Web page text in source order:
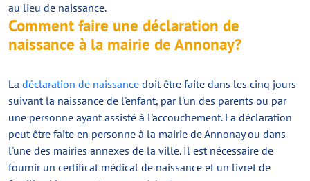
au lieu de naissance.
Comment faire une déclaration de
naissance à la mairie de Annonay?
La déclaration de naissance doit être faite dans les cinq jours
suivant la naissance de l'enfant, par l'un des parents ou par
une personne ayant assisté à l'accouchement. La déclaration
peut être faite en personne à la mairie de Annonay ou dans
l'une des mairies annexes de la ville. Il est nécessaire de
fournir un certificat médical de naissance et un livret de